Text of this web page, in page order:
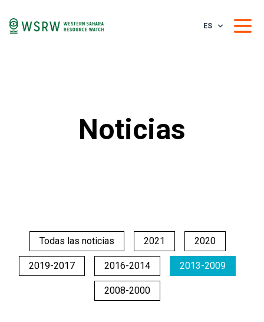
ES
Noticias
Todas las noticias 2021 2020
2019-2017 2016-2014 2013-2009
2008-2000